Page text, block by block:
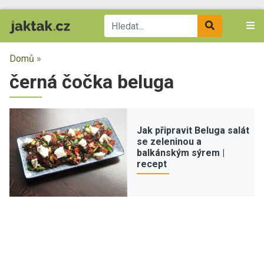
Domů »
černá čočka beluga
Jak připravit Beluga salát
se zeleninou a
balkánským sýrem |
recept